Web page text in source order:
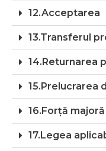
12.Acceptarea
13.Transferul
14.Returnarea
15.Prelucrarea
16.Forță majoră
17.Legea